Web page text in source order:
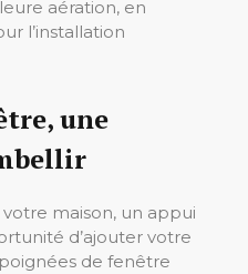
aération, en
l’installation
une
maison, un appui
d’ajouter votre
de fenêtre